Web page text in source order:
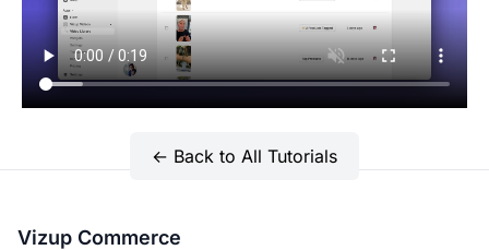
← Back to All Tutorials
Vizup Commerce